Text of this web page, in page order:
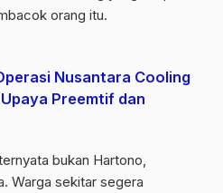
orang itu.
Nusantara Cooling
Preemtif dan
bukan Hartono,
Warga sekitar segera